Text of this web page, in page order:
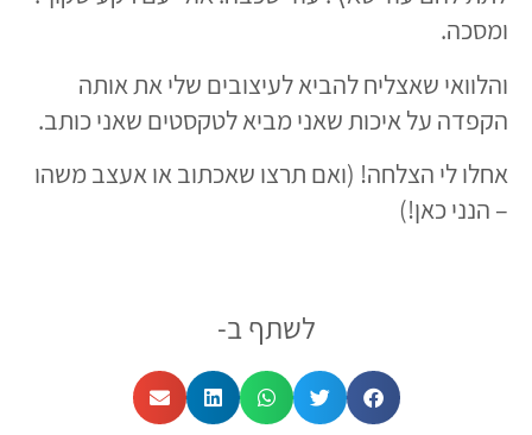
ומסכה.
והלוואי שאצליח להביא לעיצובים שלי את אותה
הקפדה על איכות שאני מביא לטקסטים שאני כותב.
אחלו לי הצלחה! (ואם תרצו שאכתוב או אעצב משהו
– הנני כאן!)
לשתף ב-